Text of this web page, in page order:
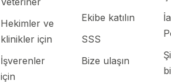
Hekimler ve
klinikler için
İşverenler
için
Ekibe katılın
SSS
Bize ulaşın